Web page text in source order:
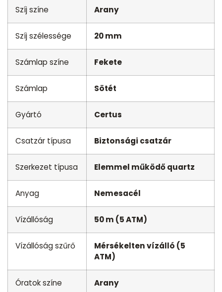
Szíj színe Arany
Szíj szélessége 20 mm
Számlap színe Fekete
Számlap Sötét
Gyártó Certus
Csatzár típusa Biztonsági csatzár
Szerkezet típusa Elemmel működő quartz
Anyag Nemesacél
Vízállóság 50 m (5 ATM)
Vízállóság szűrő
Mérsékelten vízálló (5
ATM)
Óratok színe Arany